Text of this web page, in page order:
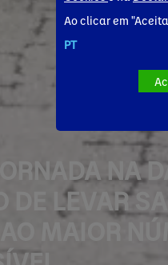
NA
DE LEVAR
MAIOR
Ao clicar em
PT